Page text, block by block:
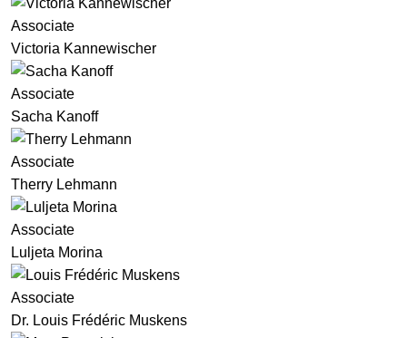
Associate
Victoria Kannewischer
Associate
Sacha Kanoff
Associate
Therry Lehmann
Associate
Luljeta Morina
Associate
Dr. Louis Frédéric Muskens